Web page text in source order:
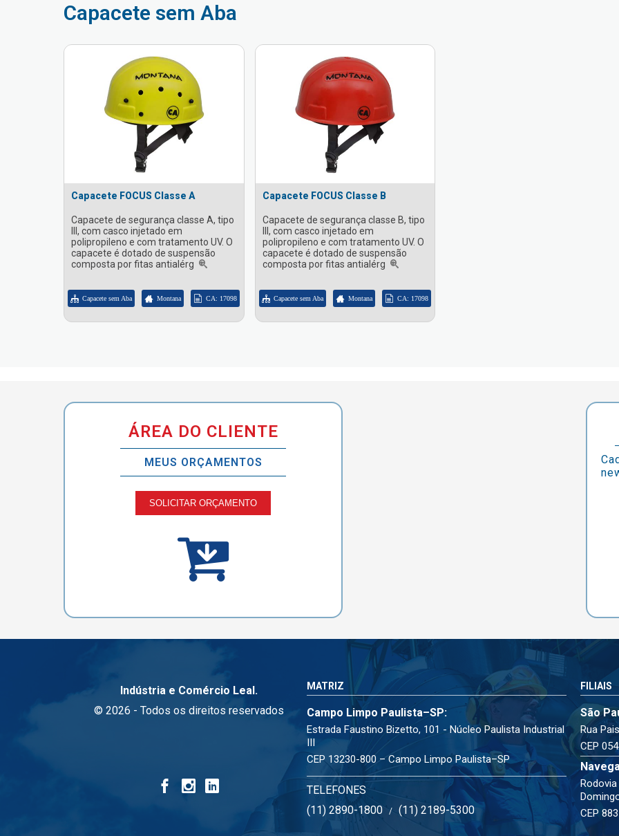
Capacete sem Aba
Capacete FOCUS Classe A
Capacete de segurança classe A, tipo
III, com casco injetado em
polipropileno e com tratamento UV. O
capacete é dotado de suspensão
composta por fitas antialérg
Capacete sem Aba Montana CA: 17098
Capacete FOCUS Classe B
Capacete de segurança classe B, tipo
III, com casco injetado em
polipropileno e com tratamento UV. O
capacete é dotado de suspensão
composta por fitas antialérg
Capacete sem Aba Montana CA: 17098
ÁREA DO CLIENTE
MEUS ORÇAMENTOS
SOLICITAR ORÇAMENTO
Indústria e Comércio Leal.
© 2026 - Todos os direitos reservados
MATRIZ
Campo Limpo Paulista–SP:
Estrada Faustino Bizetto, 101 - Núcleo Paulista Industrial
III
CEP 13230-800 – Campo Limpo Paulista–SP
TELEFONES
(11) 2890-1800 /(11) 2189-5300
FILIAIS
São
Rua
CEP
CEP